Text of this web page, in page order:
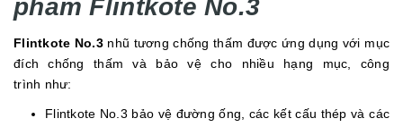
phẩm Flintkote No.3
Flintkote No.3nhũ tương chống thấm được ứng dụng với mục
đích chống thấm và bảo vệ cho nhiều hạng mục, công
trình như:
Flintkote No.3 bảo vệ đường ống, các kết cấu thép và các